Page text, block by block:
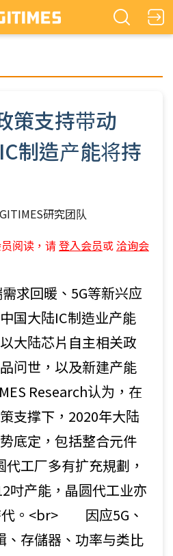
策支持带动
制造产能将持
研究团队
阅读，请登入会员或 洽询会
回暖、5G等新兴应
国大陆IC制造业产能
大陆芯片自主相关政
问世，以及新建产能
Research认为，在
支撑下，2020年大陆
底定，包括整合元件
工厂多有扩充規劃，
吋产能，晶圆代工业亦
代。<br> 因应5G、
、存儲器、功率与类比